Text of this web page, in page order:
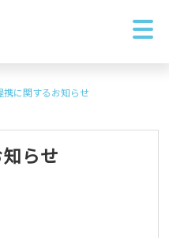
携に関するお知らせ
らせ